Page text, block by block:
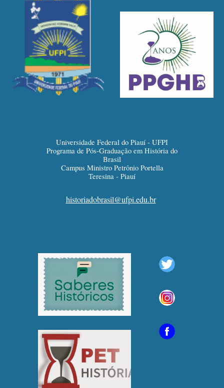
Universidade Federal do Piauí - UFPI
Programa de Pós-Graduação em História do
Brasil
Campus Ministro Petrônio Portella
Teresina - Piauí
historiadobrasil@ufpi.edu.br